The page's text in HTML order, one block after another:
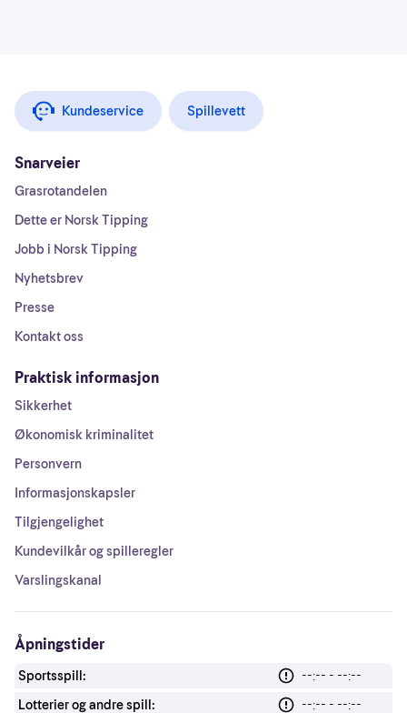
Kundeservice Spillevett
Snarveier
Grasrotandelen
Dette er Norsk Tipping
Jobb i Norsk Tipping
Nyhetsbrev
Presse
Kontakt oss
Praktisk informasjon
Sikkerhet
Økonomisk kriminalitet
Personvern
Informasjonskapsler
Tilgjengelighet
Kundevilkår og spilleregler
Varslingskanal
Åpningstider
Sportsspill:
--:-- - --:--
Lotterier og andre spill:
--:-- - --:--